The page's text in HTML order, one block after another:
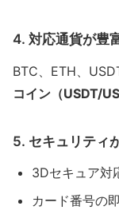
4. 対応通貨が豊
BTC、ETH、
コイン（USDT/
5. セキュリティ
3Dセキュア対
カード番号の